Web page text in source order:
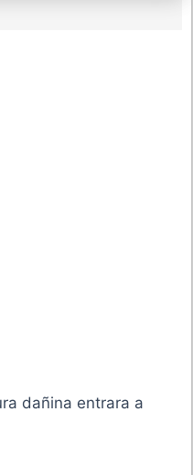
dañina entrara a